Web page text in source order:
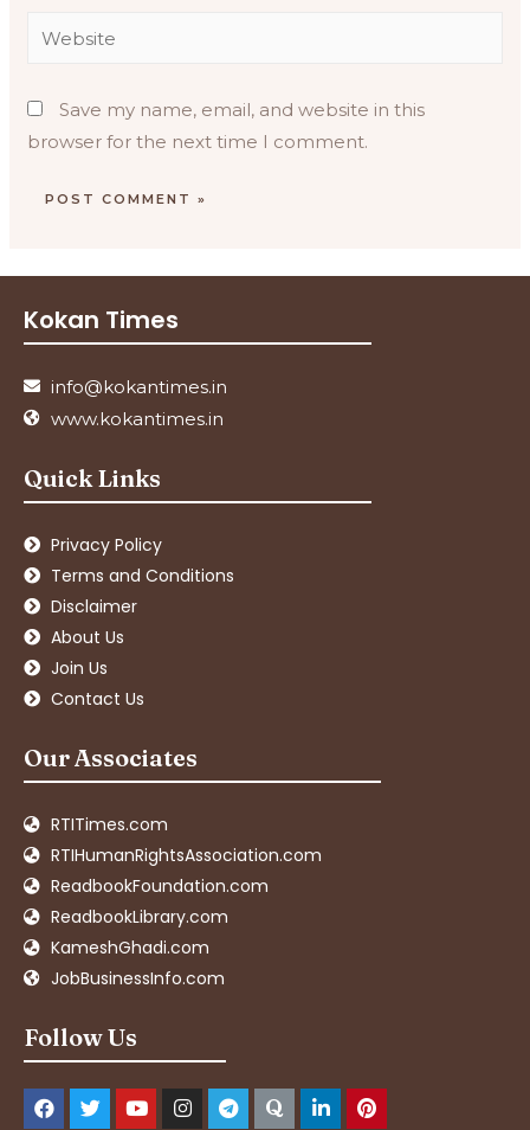
Save my name, email, and website in this
browser for the next time I comment.
Kokan Times
info@kokantimes.in
www.kokantimes.in
Quick Links
Privacy Policy
Terms and Conditions
Disclaimer
About Us
Join Us
Contact Us
Our Associates
RTITimes.com
RTIHumanRightsAssociation.com
ReadbookFoundation.com
ReadbookLibrary.com
KameshGhadi.com
JobBusinessInfo.com
Follow Us